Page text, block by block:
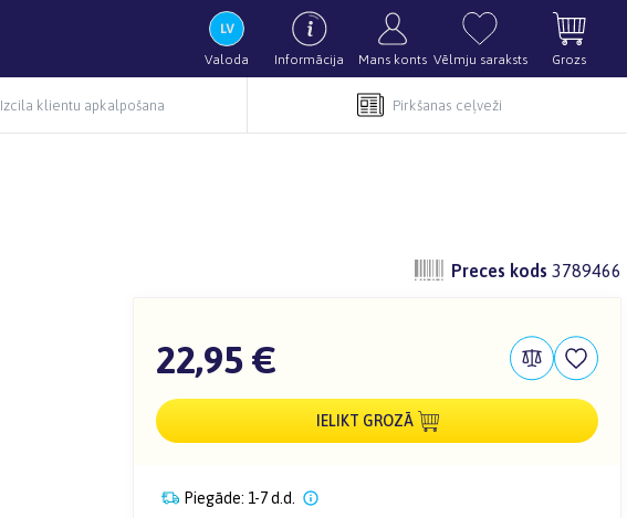
Valoda Informācija Mans konts Vēlmju saraksts Grozs
Izcila klientu apkalpošana Pirkšanas ceļveži
Preces kods 3789466
22,95 €
IELIKT GROZĀ
Piegāde: 1-7 d.d.